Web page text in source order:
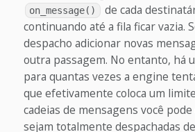
on_message()
de cada
continuando até a fila ficar vazia.
despacho adicionar novas
outra passagem. No entanto, há
para quantas vezes a engine
que efetivamente coloca um
cadeias de mensagens você
sejam totalmente despachadas